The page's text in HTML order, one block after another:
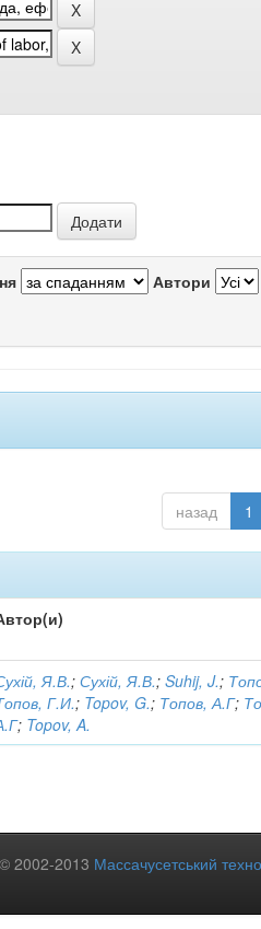
Автори
назад 1
Я.В.;Сухій, Я.В.;Suhij, J.;
Г.И.; Topov, G.; Топов, А.Г;
; Topov, A.
2002-2013 Массачусетський